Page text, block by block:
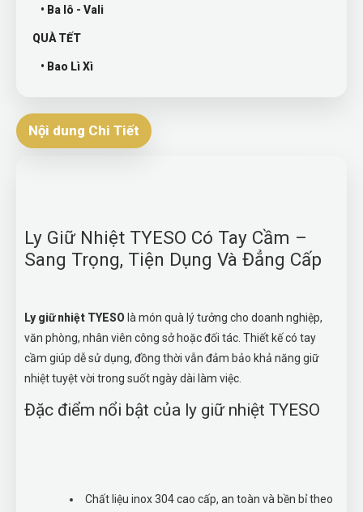
• Ba lô - Vali
QUÀ TẾT
• Bao Lì Xì
Nội dung Chi Tiết
Ly Giữ Nhiệt TYESO Có Tay Cầm –
Sang Trọng, Tiện Dụng Và Đẳng Cấp
Ly giữ nhiệt TYESO là món quà lý tưởng cho doanh nghiệp,
văn phòng, nhân viên công sở hoặc đối tác. Thiết kế có tay
cầm giúp dễ sử dụng, đồng thời vẫn đảm bảo khả năng giữ
nhiệt tuyệt vời trong suốt ngày dài làm việc.
Đặc điểm nổi bật của ly giữ nhiệt TYESO
Chất liệu inox 304 cao cấp, an toàn và bền bỉ theo